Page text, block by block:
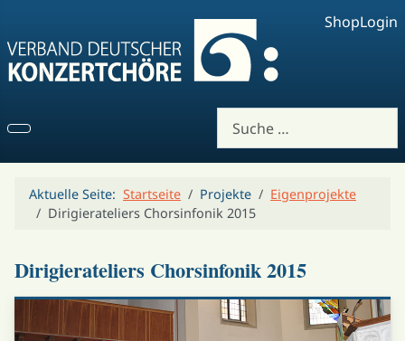
ShopLogin
Aktuelle Seite: Startseite Projekte
Eigenprojekte
Dirigierateliers Chorsinfonik 2015
Dirigierateliers Chorsinfonik 2015